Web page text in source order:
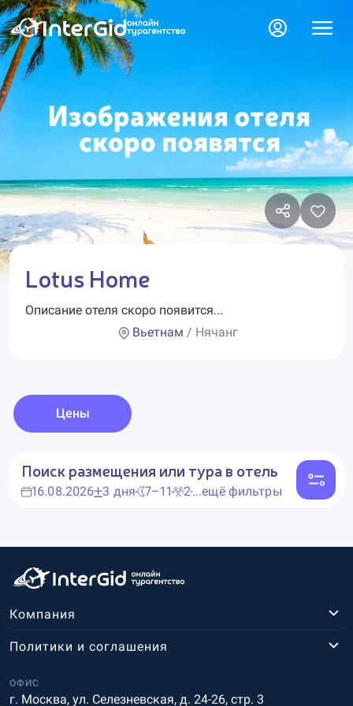
Lotus Home
Описание отеля скоро появится...
Вьетнам / Нячанг
Цены
Поиск размещения или тура в отель
16.08.2026 3 дня 7–11 2...ещё фильтры
Компания
ОФИС
г. Москва, ул. Селезневская, д. 24-26, стр. 3
Политики и соглашения